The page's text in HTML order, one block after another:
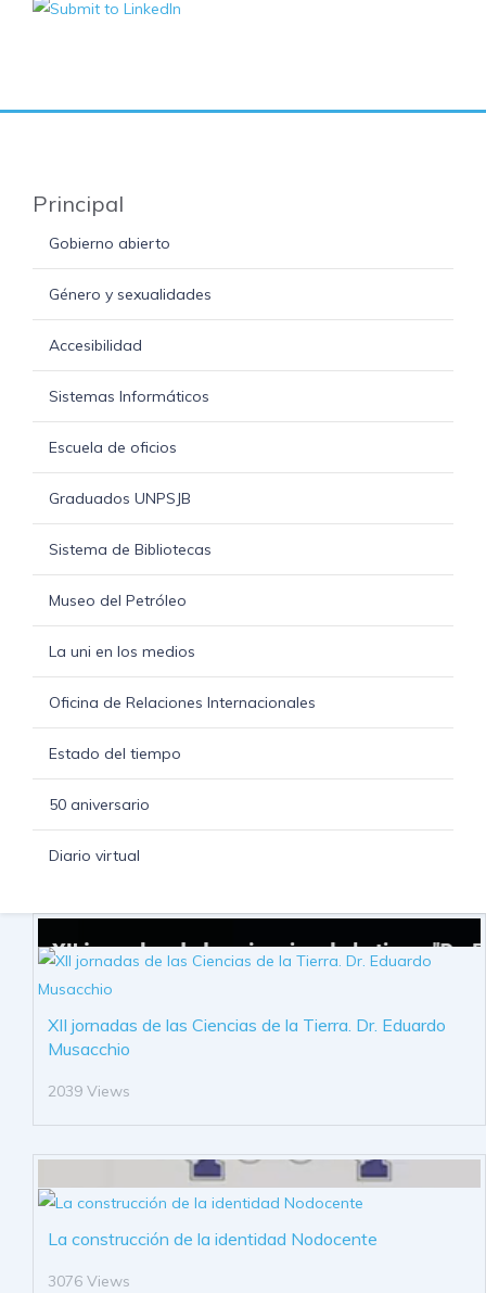
Principal
Gobierno abierto
Género y sexualidades
Accesibilidad
Sistemas Informáticos
Escuela de oficios
Graduados UNPSJB
Sistema de Bibliotecas
Museo del Petróleo
La uni en los medios
Oficina de Relaciones Internacionales
Estado del tiempo
50 aniversario
Diario virtual
XII jornadas de las Ciencias de la Tierra. Dr. Eduardo
Musacchio
2039 Views
La construcción de la identidad Nodocente
3076 Views